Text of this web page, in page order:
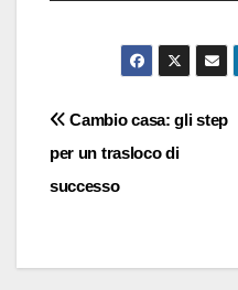
Navigazione
articoli
Cambio casa: gli step
per un trasloco di
successo